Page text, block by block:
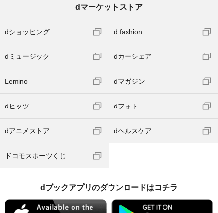
dマーケットストア
dショッピング d fashion
dミュージック dカーシェア
Lemino dマガジン
dヒッツ dフォト
dアニメストア dヘルスケア
ドコモスポーツくじ
dブックアプリのダウンロードはコチラ